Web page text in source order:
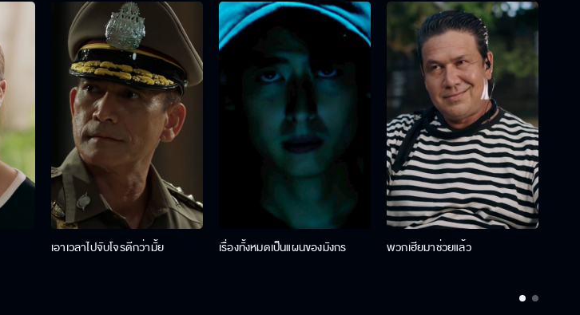
เอาเวลาไปจับโจรดีกว่ามั้ย เรื่องทั้งหมดเป็นแผนของมังกร พวกเฮียมาช่วยแล้ว